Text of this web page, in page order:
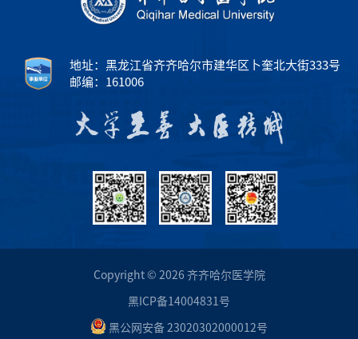
地址：黑龙江省齐齐哈尔市建华区卜奎北大街333号
邮编：161006
Copyright © 2026 齐齐哈尔医学院
黑ICP备14004831号
黑公网安备 23020302000012号